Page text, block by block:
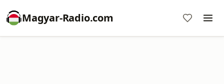
Magyar-Radio.com